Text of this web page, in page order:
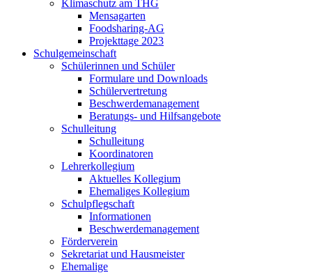
Klimaschutz am THG
Mensagarten
Foodsharing-AG
Projekttage 2023
Schulgemeinschaft
Schülerinnen und Schüler
Formulare und Downloads
Schülervertretung
Beschwerdemanagement
Beratungs- und Hilfsangebote
Schulleitung
Schulleitung
Koordinatoren
Lehrerkollegium
Aktuelles Kollegium
Ehemaliges Kollegium
Schulpflegschaft
Informationen
Beschwerdemanagement
Förderverein
Sekretariat und Hausmeister
Ehemalige